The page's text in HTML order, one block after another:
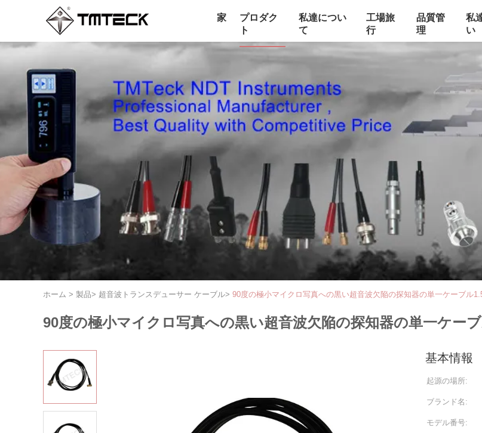
家
プロダク
ト
私達につい
て
工場旅
行
品質管
理
私
い
ホーム > 製品> 超音波トランスデューサー ケーブル> 90度の極小マイクロ写真への黒い超音波欠陥の探知器の単一ケーブル
90度の極小マイクロ写真への黒い超音波欠陥の探知器の単一ケー
基本情報
起源の場所:
ブランド名:
モデル番号: